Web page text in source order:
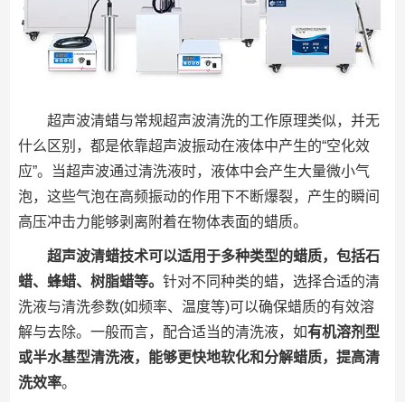
超声波清蜡与常规超声波清洗的工作原理类似，并无
什么区别，都是依靠超声波振动在液体中产生的“空化效
应”。当超声波通过清洗液时，液体中会产生大量微小气
泡，这些气泡在高频振动的作用下不断爆裂，产生的瞬间
高压冲击力能够剥离附着在物体表面的蜡质。
超声波清蜡技术可以适用于多种类型的蜡质，包括石
蜡、蜂蜡、树脂蜡等。 针对不同种类的蜡，选择合适的清
洗液与清洗参数(如频率、温度等)可以确保蜡质的有效溶
解与去除。一般而言，配合适当的清洗液，如有机溶剂型
或半水基型清洗液，能够更快地软化和分解蜡质，提高清
洗效率。